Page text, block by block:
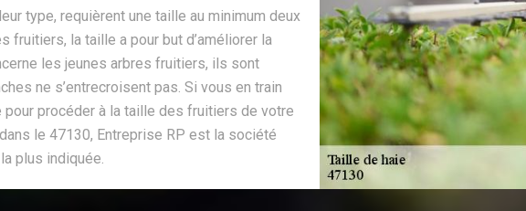
type, requièrent une taille au minimum deux
fruitiers, la taille a pour but d’améliorer la
les jeunes arbres fruitiers, ils sont
ne s’entrecroisent pas. Si vous en train
pour procéder à la taille des fruitiers de votre
le 47130, Entreprise RP est la société
plus indiquée.